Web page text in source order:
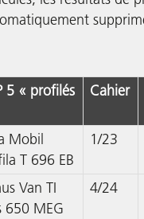
5 « profilés
Cahier
Mobil
T 696 EB
1/23
Van TI
650 MEG
4/24